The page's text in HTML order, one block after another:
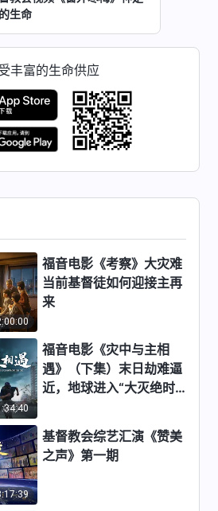
生命
教会电影《魔窟脱险》神是
避难所
教会电影《摧残中的新生》
我生命的力量
丰富的生命供应
福音电影《考察》大灾难
当前基督徒如何迎接主再
来
福音电影《灾中与主相
遇》（下集）末日劫难逼
近，地球进入“大灭绝时
你准备好逃生了吗？
基督教会综艺汇演《赞美
之声》第一期